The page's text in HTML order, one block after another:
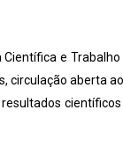
e Trabalho
circulação aberta